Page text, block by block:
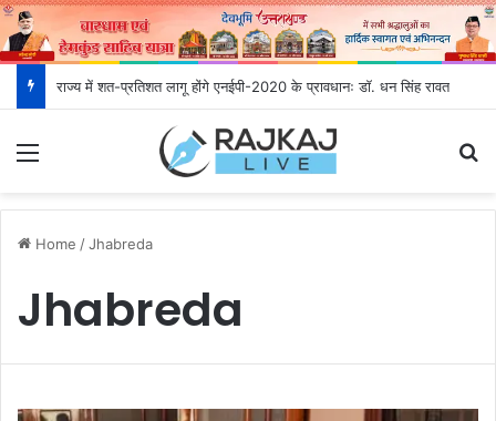
राज्य में शत-प्रतिशत लागू होंगे एनईपी-2020 के प्रावधानः डाॅ. धन सिंह रावत
Home /Jhabreda
Jhabreda